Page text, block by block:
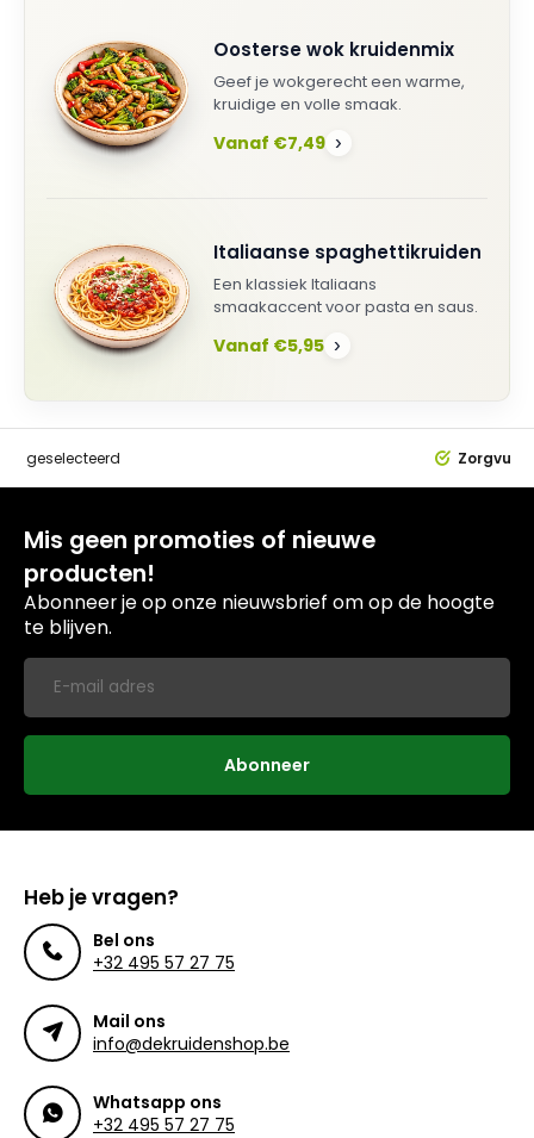
Oosterse wok kruidenmix
Geef je wokgerecht een warme,
kruidige en volle smaak.
Vanaf €7,49 ›
Italiaanse spaghettikruiden
Een klassiek Italiaans
smaakaccent voor pasta en saus.
Vanaf €5,95 ›
geselecteerd
Mis geen promoties of nieuwe
producten!
Abonneer je op onze nieuwsbrief om op de hoogte
te blijven.
Abonneer
Heb je vragen?
Bel ons
+32 495 57 27 75
Mail ons
info@dekruidenshop.be
Whatsapp ons
+32 495 57 27 75